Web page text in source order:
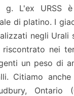
L'ex URSS
di platino. I
negli Urali
nei
un peso di
Citiamo
Ontario